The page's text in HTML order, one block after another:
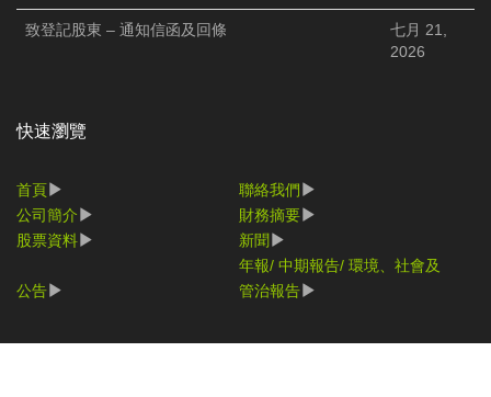
致登記股東 – 通知信函及回條
七月 21,
2026
快速瀏覽
首頁
聯絡我們
公司簡介
財務摘要
股票資料
新聞
公告
年報/ 中期報告/ 環境、社會及
管治報告